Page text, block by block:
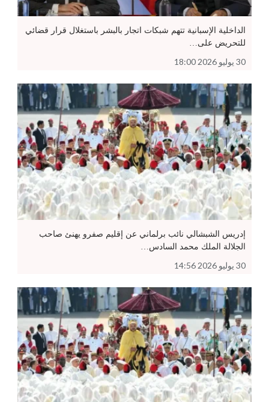
الداخلية الإسبانية تتهم شبكات اتجار بالبشر باستغلال قرار قضائي
للتحريض على…
30 يوليو 2026 18:00
إدريس الشبشالي نائب برلماني عن إقليم صفرو يهنئ صاحب
الجلالة الملك محمد السادس…
30 يوليو 2026 14:56